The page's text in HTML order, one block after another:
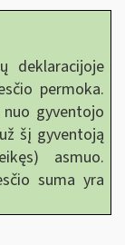
deklaracijoje
permoka.
gyventojo
šį gyventoją
asmuo.
suma yra